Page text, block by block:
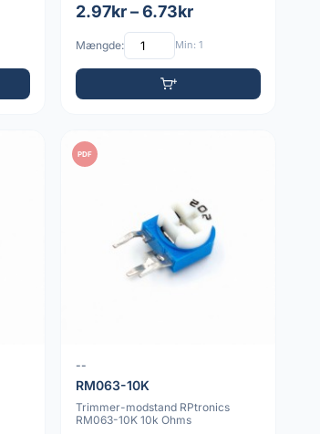
2.97kr – 6.73kr
Mængde: Min: 1
PDF
--
RM063-10K
Trimmer-modstand RPtronics
RM063-10K 10k Ohms